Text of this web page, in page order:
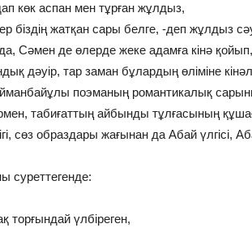
көк аспан мен тұрған жұлдыз,
біздің жатқан сары белге, -деп жұлдыз
Сәмен де өлерде жеке адамға кінә
дәуір, тар заман бұлардың өліміне
поэманың романтикалық
табиғаттың айбынды тұлғасының
сөз образдары жағынан да Абай үлгісі,
суреттегенде:
торғындай үлбіреген,